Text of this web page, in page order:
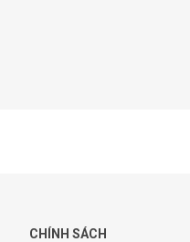
CHÍNH SÁCH